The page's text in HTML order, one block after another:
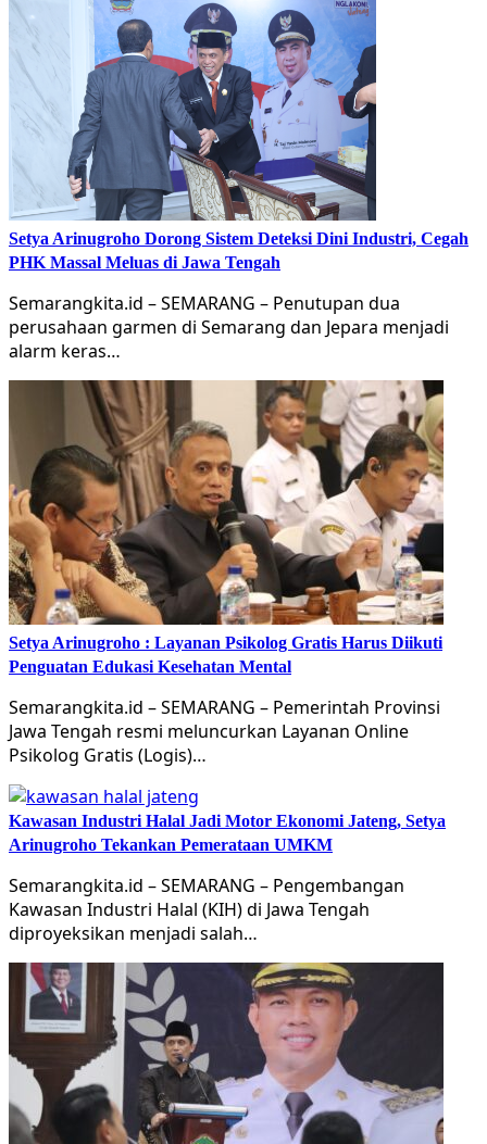
Setya Arinugroho Dorong Sistem Deteksi Dini Industri, Cegah
PHK Massal Meluas di Jawa Tengah
Semarangkita.id – SEMARANG – Penutupan dua
perusahaan garmen di Semarang dan Jepara menjadi
alarm keras…
Setya Arinugroho : Layanan Psikolog Gratis Harus Diikuti
Penguatan Edukasi Kesehatan Mental
Semarangkita.id – SEMARANG – Pemerintah Provinsi
Jawa Tengah resmi meluncurkan Layanan Online
Psikolog Gratis (Logis)…
Kawasan Industri Halal Jadi Motor Ekonomi Jateng, Setya
Arinugroho Tekankan Pemerataan UMKM
Semarangkita.id – SEMARANG – Pengembangan
Kawasan Industri Halal (KIH) di Jawa Tengah
diproyeksikan menjadi salah…